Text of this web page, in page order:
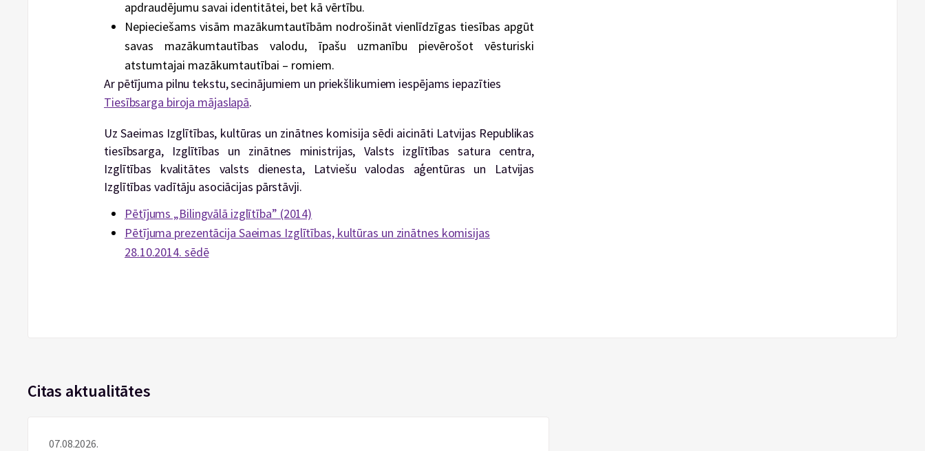
apdraudējumu savai identitātei, bet kā vērtību.
Nepieciešams visām mazākumtautībām nodrošināt vienlīdzīgas tiesības apgūt
savas mazākumtautības valodu, īpašu uzmanību pievērošot vēsturiski
atstumtajai mazākumtautībai – romiem.
Ar pētījuma pilnu tekstu, secinājumiem un priekšlikumiem iespējams iepazīties
Tiesībsarga biroja mājaslapā.
Uz Saeimas Izglītības, kultūras un zinātnes komisija sēdi aicināti Latvijas Republikas
tiesībsarga, Izglītības un zinātnes ministrijas, Valsts izglītības satura centra,
Izglītības kvalitātes valsts dienesta, Latviešu valodas aģentūras un Latvijas
Izglītības vadītāju asociācijas pārstāvji.
Pētījums „Bilingvālā izglītība” (2014)
Pētījuma prezentācija Saeimas Izglītības, kultūras un zinātnes komisijas
28.10.2014. sēdē
Citas aktualitātes
07.08.2026.